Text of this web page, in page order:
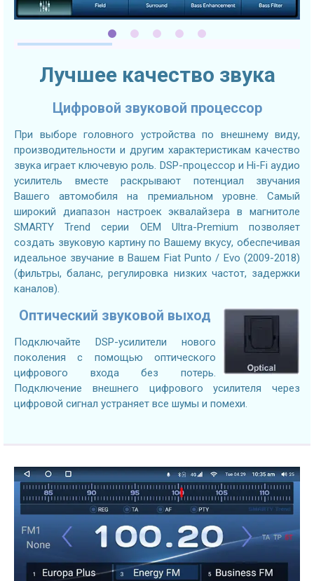
Лучшее качество звука
Цифровой звуковой процессор
При выборе головного устройства по внешнему виду,
производительности и другим характеристикам качество
звука играет ключевую роль. DSP-процессор и Hi-Fi аудио
усилитель вместе раскрывают потенциал звучания
Вашего автомобиля на премиальном уровне. Самый
широкий диапазон настроек эквалайзера в магнитоле
SMARTY Trend серии OEM Ultra-Premium позволяет
создать звуковую картину по Вашему вкусу, обеспечивая
идеальное звучание в Вашем Fiat Punto / Evo (2009-2018)
(фильтры, баланс, регулировка низких частот, задержки
каналов).
Оптический звуковой выход
Подключайте DSP-усилители нового
поколения с помощью оптического
цифрового входа без потерь.
Подключение внешнего цифрового усилителя через
цифровой сигнал устраняет все шумы и помехи.